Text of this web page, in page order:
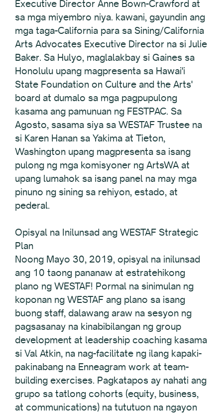
Executive Director Anne Bown-Crawford at
sa mga miyembro niya. kawani, gayundin ang
mga taga-California para sa Sining/California
Arts Advocates Executive Director na si Julie
Baker. Sa Hulyo, maglalakbay si Gaines sa
Honolulu upang magpresenta sa Hawai'i
State Foundation on Culture and the Arts'
board at dumalo sa mga pagpupulong
kasama ang pamunuan ng FESTPAC. Sa
Agosto, sasama siya sa WESTAF Trustee na
si Karen Hanan sa Yakima at Tieton,
Washington upang magpresenta sa isang
pulong ng mga komisyoner ng ArtsWA at
upang lumahok sa isang panel na may mga
pinuno ng sining sa rehiyon, estado, at
pederal.
Opisyal na Inilunsad ang WESTAF Strategic
Plan
Noong Mayo 30, 2019, opisyal na inilunsad
ang 10 taong pananaw at estratehikong
plano ng WESTAF! Pormal na sinimulan ng
koponan ng WESTAF ang plano sa isang
buong staff, dalawang araw na sesyon ng
pagsasanay na kinabibilangan ng group
development at leadership coaching kasama
si Val Atkin, na nag-facilitate ng ilang kapaki-
pakinabang na Enneagram work at team-
building exercises. Pagkatapos ay nahati ang
grupo sa tatlong cohorts (equity, business,
at communications) na tututuon na ngayon